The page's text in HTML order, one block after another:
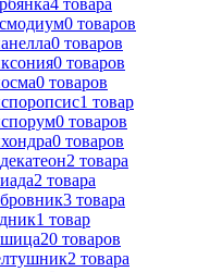
0 товаров
0 товаров
0 товаров
0 товаров
1 товар
0 товаров
0 товаров
2 товара
2 товара
3 товара
1 товар
20 товаров
2 товара